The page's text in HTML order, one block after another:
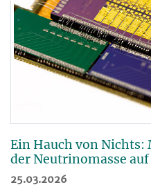
Ein Hauch von
der Neutrinomasse auf
25.03.2026